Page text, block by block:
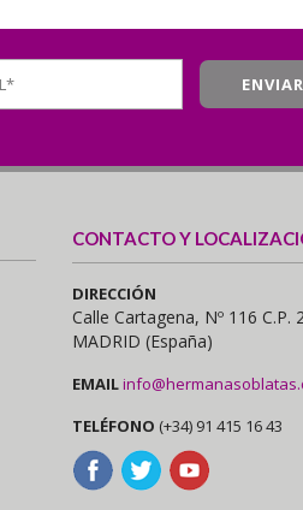
CONTACTO Y
DIRECCIÓN
Calle Cartagena, Nº 116 C.P.
MADRID (España)
EMAIL
TELÉFONO (+34) 91 415 16 43